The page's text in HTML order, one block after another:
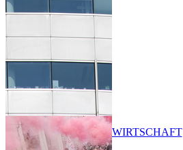
WIRTSCHAFT